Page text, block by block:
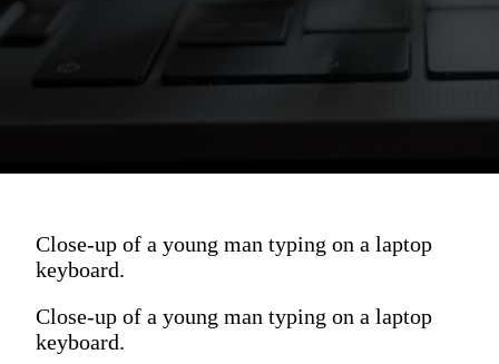
Close-up of a young man typing on a laptop
keyboard.
Close-up of a young man typing on a laptop
keyboard.